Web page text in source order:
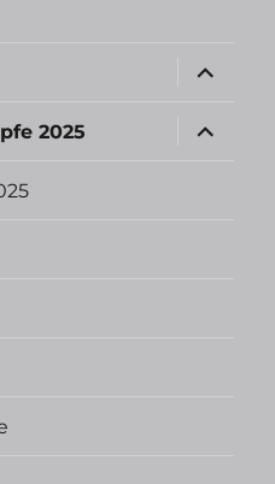
öffnen
2025
öffnen